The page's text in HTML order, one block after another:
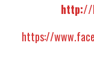
http://
https://